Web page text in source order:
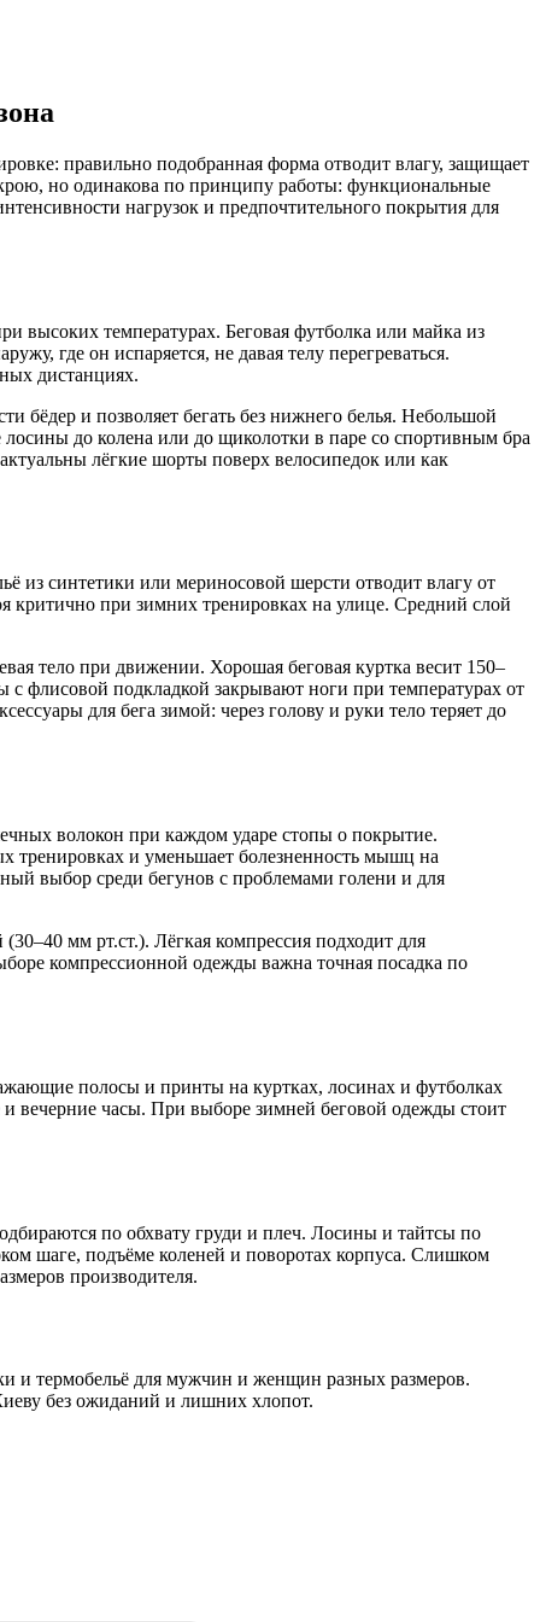
правильно подобранная форма отводит влагу, защищает
но одинакова по принципу работы: функциональные
нагрузок и предпочтительного покрытия для
высоких температурах. Беговая футболка или майка из
где он испаряется, не давая телу перегреваться.
дистанциях.
и позволяет бегать без нижнего белья. Небольшой
до колена или до щиколотки в паре со спортивным бра
лёгкие шорты поверх велосипедок или как
из синтетики или мериносовой шерсти отводит влагу от
критично при зимних тренировках на улице. Средний слой
тело при движении. Хорошая беговая куртка весит 150–
флисовой подкладкой закрывают ноги при температурах от
для бега зимой: через голову и руки тело теряет до
волокон при каждом ударе стопы о покрытие.
тренировках и уменьшает болезненность мышц на
выбор среди бегунов с проблемами голени и для
мм рт.ст.). Лёгкая компрессия подходит для
компрессионной одежды важна точная посадка по
полосы и принты на куртках, лосинах и футболках
вечерние часы. При выборе зимней беговой одежды стоит
по обхвату груди и плеч. Лосины и тайтсы по
шаге, подъёме коленей и поворотах корпуса. Слишком
производителя.
и термобельё для мужчин и женщин разных размеров.
без ожиданий и лишних хлопот.